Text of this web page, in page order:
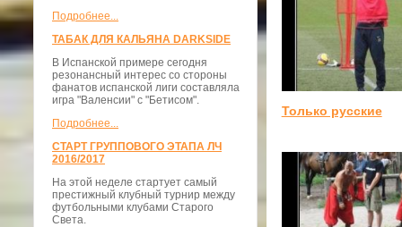
Подробнее...
ТАБАК ДЛЯ КАЛЬЯНА DARKSIDE
В Испанской примере сегодня
резонансный интерес со стороны
фанатов испанской лиги составляла
игра "Валенсии" с "Бетисом".
Подробнее...
СТАРТ ГРУППОВОГО ЭТАПА ЛЧ
2016/2017
На этой неделе стартует самый
престижный клубный турнир между
футбольными клубами Старого
Света.
Только русские